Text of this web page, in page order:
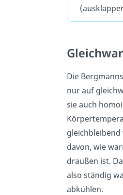
Die
nur auf
sie auch
davon, wie
draußen ist.
also ständig
abkühlen.